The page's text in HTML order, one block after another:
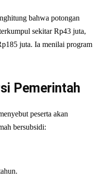
bahwa potongan
sekitar Rp43 juta,
juta. Ia menilai program
Pemerintah
peserta akan
bersubsidi: